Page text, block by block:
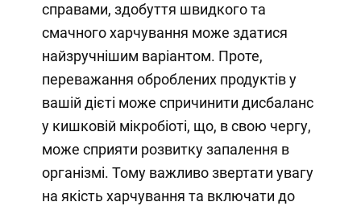
справами, здобуття швидкого та
смачного харчування може здатися
найзручнішим варіантом. Проте,
переважання оброблених продуктів у
вашій дієті може спричинити дисбаланс
у кишковій мікробіоті, що, в свою чергу,
може сприяти розвитку запалення в
організмі. Тому важливо звертати увагу
на якість харчування та включати до